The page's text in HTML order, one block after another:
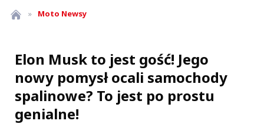
» Moto Newsy
Elon Musk to jest gość! Jego
nowy pomysł ocali samochody
spalinowe? To jest po prostu
genialne!